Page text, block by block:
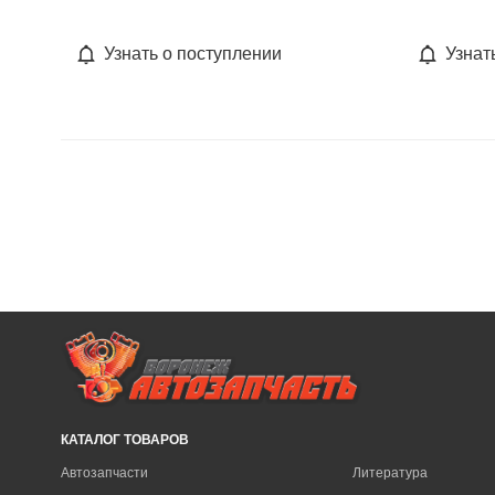
Узнать о поступлении
КАТАЛОГ ТОВАРОВ
Автозапчасти
Литература